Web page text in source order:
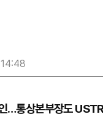
…통상본부장도